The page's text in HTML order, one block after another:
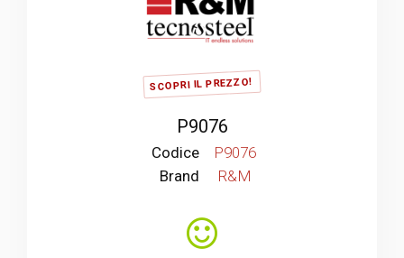
SCOPRI IL PREZZO!
P9076
Codice
P9076
Brand
R&M